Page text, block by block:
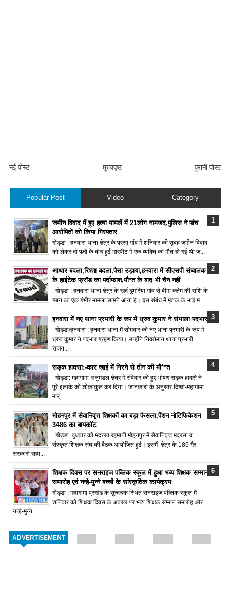
नई पोस्ट पुरानी पोस्ट
मुख्यपृष्ठ
Popular Post Video Category
जमीन विवाद में हुए हत्या मामलें में 21लोग नामजद,पुलिस ने पांच
आरोपितों को किया गिरफ्तार
गोड्डा : हनवारा थाना क्षेत्र के परसा गांव में शनिवार की सुबह जमीन विवाद
को लेकर दो पक्षों के बीच हुई मारपीट में एक व्यक्ति की मौत हो गई थी ज...
आधार बदला,रिश्ता बदला,पैसा उड़ाया,हनवारा में सीएसपी संचालक
के हाईटेक फ्रॉड का पर्दाफाश,मौ*त के बाद भी चैन नहीं
गोड्डा : हनवारा थाना क्षेत्र के खुर्द डुमरिया गांव से बीमा क्लेम की राशि के
गबन का एक गंभीर मामला सामने आया है। इस संबंध में मृतक के भाई म...
हनवारा में नए थाना प्रभारी के रूप में ध्रुव कुमार ने संभाला पदभार
गोड्डा/हनवारा : हनवारा थाना में सोमवार को नए थाना प्रभारी के रूप में
ध्रुव कुमार ने पदभार ग्रहण किया। उन्होंने निवर्तमान थाना प्रभारी
राजन...
सड़क हादसा:-कार खाई में गिरने से तीन की मौ**त
गोड्डा: महागामा अनुमंडल क्षेत्र में रविवार को हुए भीषण सड़क हादसे ने
पूरे इलाके को शोकाकुल कर दिया। जानकारी के अनुसार दिग्घी-महागामा
मार्...
मोहनपुर में सेवानिवृत्त शिक्षकों का बड़ा फैसला,पेंशन नोटिफिकेशन
3486 का बायकॉट
गोड्डा: बुधवार को मदरसा रहमानी मोहनपुर में सेवानिवृत्त मदरसा व
संस्कृत शिक्षक संघ की बैठक आयोजित हुई। इसमें क्षेत्र के 186 गैर
सरकारी सहा...
शिक्षक दिवस पर सनराइज पब्लिक स्कूल में हुआ भव्य शिक्षक सम्मान
समारोह एवं नन्हे-मुन्ने बच्चों के सांस्कृतिक कार्यक्रम
गोड्डा : महागामा प्रखंड के सुन्दचक स्थित सनराइज पब्लिक स्कूल में
शनिवार को शिक्षक दिवस के अवसर पर भव्य शिक्षक सम्मान समारोह और
नन्हे-मुन्ने ...
ADVERTISEMENT